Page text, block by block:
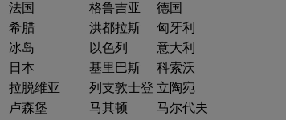
法国
格鲁吉亚
德国
希腊
洪都拉斯
匈牙利
冰岛
以色列
意大利
日本
基里巴斯
科索沃
拉脱维亚
列支敦士登 立陶宛
卢森堡
马其顿
马尔代夫